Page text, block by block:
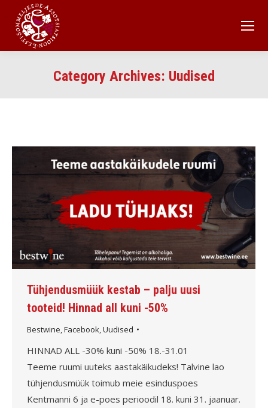
Category Archives: Uudised
Tühjendusmüük kestab – palju uusi
tooteid! Hinnad all kuni -50%
Bestwine Facebook Uudised
HINNAD ALL -30% kuni -50% 18.-31.01
Teeme ruumi uuteks aastakäikudeks! Talvine lao
tühjendusmüük toimub meie esinduspoes
Kentmanni 6 ja e-poes perioodil 18. kuni 31. jaanuar.